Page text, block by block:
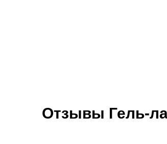
Отзывы Гель-